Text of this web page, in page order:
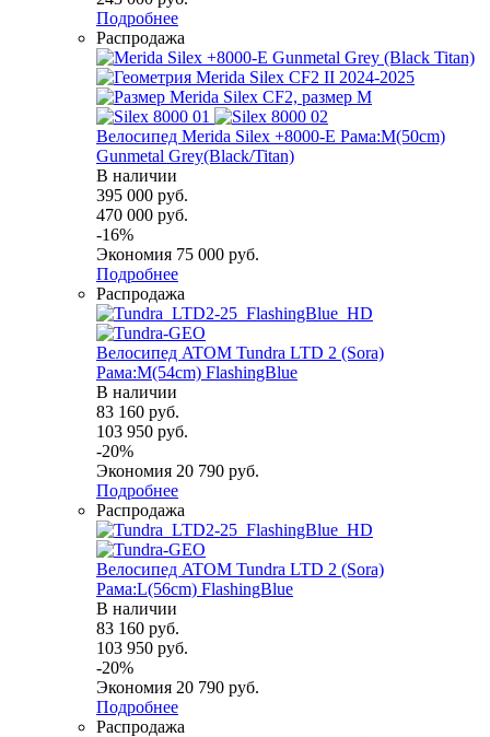
Подробнее
Распродажа
Велосипед Merida Silex +8000-E Рама:M(50cm)
Gunmetal Grey(Black/Titan)
В наличии
395 000 руб.
470 000 руб.
-16%
Экономия 75 000 руб.
Подробнее
Распродажа
Велосипед ATOM Tundra LTD 2 (Sora)
Рама:M(54cm) FlashingBlue
В наличии
83 160 руб.
103 950 руб.
-20%
Экономия 20 790 руб.
Подробнее
Распродажа
Велосипед ATOM Tundra LTD 2 (Sora)
Рама:L(56cm) FlashingBlue
В наличии
83 160 руб.
103 950 руб.
-20%
Экономия 20 790 руб.
Подробнее
Распродажа